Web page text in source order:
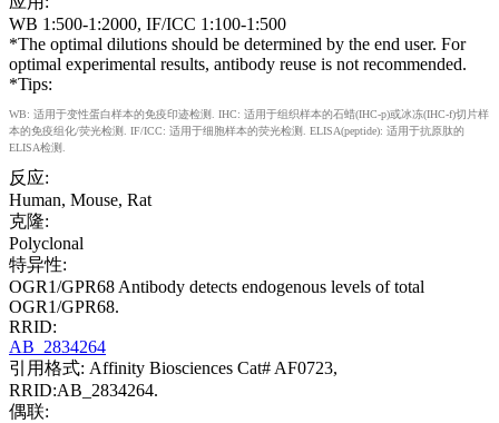
WB 1:500-1:2000, IF/ICC 1:100-1:500
*The optimal dilutions should be determined by the end user. For
optimal experimental results, antibody reuse is not recommended.
*Tips:
WB: 适用于变性蛋白样本的免疫印迹检测. IHC: 适用于组织样本的石蜡(IHC-p)或冰冻(IHC-f)切片样
本的免疫组化/荧光检测. IF/ICC: 适用于细胞样本的荧光检测. ELISA(peptide): 适用于抗原肽的
ELISA检测.
反应:
Human, Mouse, Rat
克隆:
Polyclonal
特异性:
OGR1/GPR68 Antibody detects endogenous levels of total
OGR1/GPR68.
RRID:
AB_2834264
引用格式: Affinity Biosciences Cat# AF0723,
RRID:AB_2834264.
偶联: